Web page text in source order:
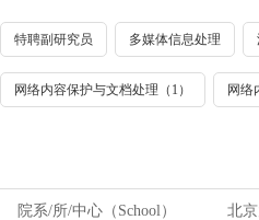
特聘副研究员 多媒体信息处理
网络内容保护与文档处理（1） 网络
院系/所/中心（School）
北京大